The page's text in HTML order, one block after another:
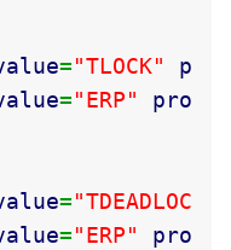
="TLOCK"
="ERP"
="TDEADLOCK"
="ERP"